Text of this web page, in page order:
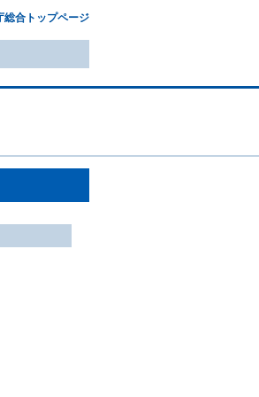
総合トップページ